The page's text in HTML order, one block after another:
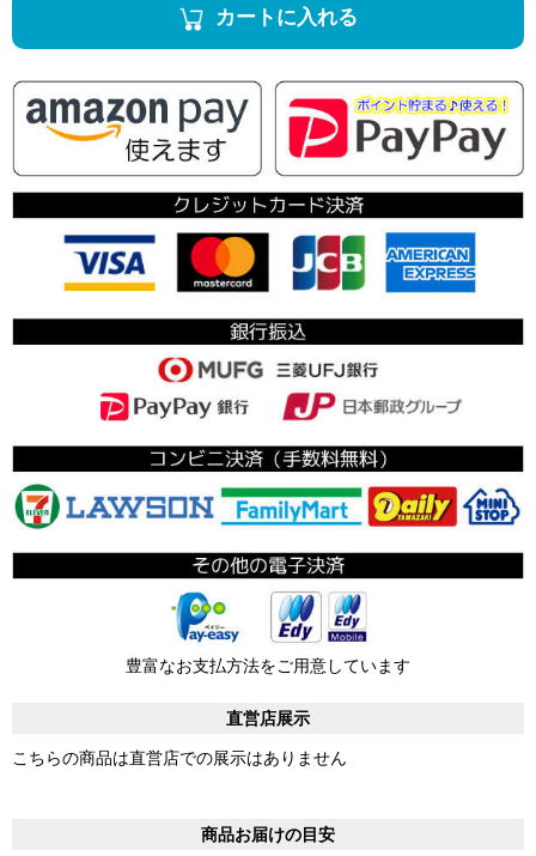
カートに入れる
豊富なお支払方法をご用意しています
直営店展示
こちらの商品は直営店での展示はありません
商品お届けの目安